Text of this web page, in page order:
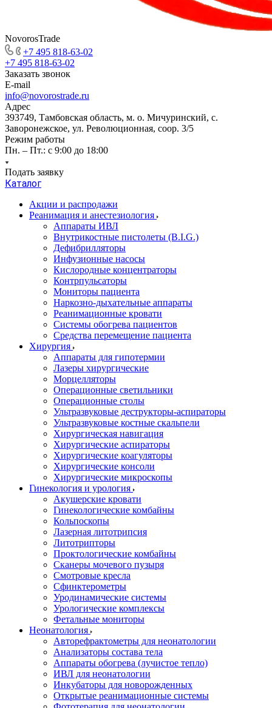
NovorosTrade
+7 495 818-63-02
+7 495 818-63-02
Заказать звонок
E-mail
info@novorostrade.ru
Адрес
393749, Тамбовская область, м. о. Мичуринский, с.
Заворонежское, ул. Революционная, соор. 3/5
Режим работы
Пн. – Пт.: с 9:00 до 18:00
Подать заявку
Каталог
Акции и распродажи
Реанимация и анестезиология
Аппараты ИВЛ
Внутрикостные пистолеты (B.I.G.)
Дефибрилляторы
Инфузионные насосы
Кислородные концентраторы
Контрпульсаторы
Мониторы пациента
Наркозно-дыхательные аппараты
Реанимационные кровати
Системы обогрева пациентов
Средства перемещение пациента
Хирургия
Аппараты для гипотермии
Лазеры хирургические
Морцелляторы
Операционные светильники
Операционные столы
Ультразвуковые деструкторы-аспираторы
Ультразвуковые костные скальпели
Хирургическая навигация
Хирургические аспираторы
Хирургические коагуляторы
Хирургические консоли
Хирургические микроскопы
Гинекология и урология
Акушерские кровати
Гинекологические комбайны
Кольпоскопы
Лазерная литотрипсия
Литотрипторы
Проктологические комбайны
Сканеры мочевого пузыря
Смотровые кресла
Сфинктерометры
Уродинамические системы
Урологические комплексы
Фетальные мониторы
Неонатология
Авторефрактометры для неонатологии
Анализаторы состава тела
Аппараты обогрева (лучистое тепло)
ИВЛ для неонатологии
Инкубаторы для новорожденных
Открытые реанимационные системы